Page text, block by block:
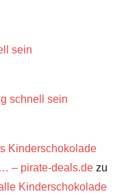
sein
schnell sein
Kinderschokolade
– pirate-deals.de zu
Kinderschokolade